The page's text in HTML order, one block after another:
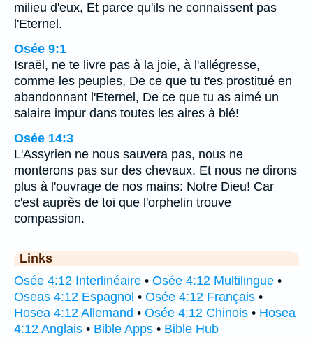
milieu d'eux, Et parce qu'ils ne connaissent pas
l'Eternel.
Osée 9:1
Israël, ne te livre pas à la joie, à l'allégresse,
comme les peuples, De ce que tu t'es prostitué en
abandonnant l'Eternel, De ce que tu as aimé un
salaire impur dans toutes les aires à blé!
Osée 14:3
L'Assyrien ne nous sauvera pas, nous ne
monterons pas sur des chevaux, Et nous ne dirons
plus à l'ouvrage de nos mains: Notre Dieu! Car
c'est auprès de toi que l'orphelin trouve
compassion.
Links
Osée 4:12 Interlinéaire • Osée 4:12 Multilingue •
Oseas 4:12 Espagnol • Osée 4:12 Français •
Hosea 4:12 Allemand • Osée 4:12 Chinois • Hosea
4:12 Anglais • Bible Apps • Bible Hub